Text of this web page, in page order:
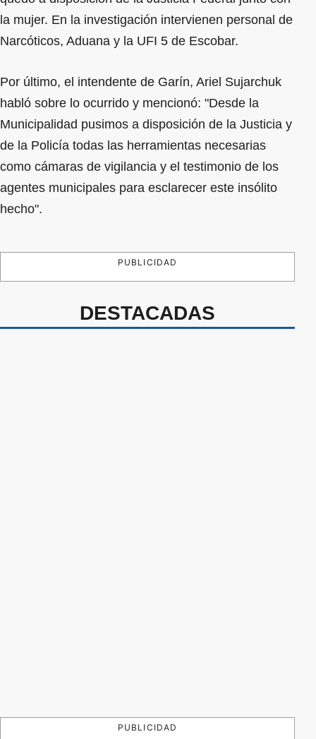
la mujer. En la investigación intervienen personal de
Narcóticos, Aduana y la UFI 5 de Escobar.
Por último, el intendente de Garín, Ariel Sujarchuk
habló sobre lo ocurrido y mencionó: "Desde la
Municipalidad pusimos a disposición de la Justicia y
de la Policía todas las herramientas necesarias
como cámaras de vigilancia y el testimonio de los
agentes municipales para esclarecer este insólito
hecho".
PUBLICIDAD
DESTACADAS
PUBLICIDAD